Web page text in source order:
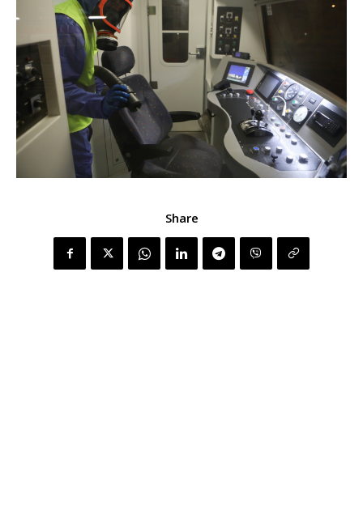
Share